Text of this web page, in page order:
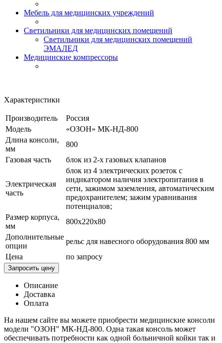
Мебель для медицинских учреждений
Светильники для медицинских помещений
Светильники для медицинских помещений
ЭМАЛЕД
Медицинские компрессоры
Характеристики
Производитель
Россия
Модель
«ОЗОН» МК-НД-800
Длина консоли,
мм
800
Газовая часть
блок из 2-х газовых клапанов
Электрическая
часть
блок из 4 электрических розеток с
индикатором наличия электропитания в
сети, зажимом заземления, автоматическим
предохранителем; зажим уравнивания
потенциалов;
Размер корпуса,
мм
800х220х80
Дополнительные
опции
рельс для навесного оборудования 800 мм
Цена
по запросу
Запросить цену
Описание
Доставка
Оплата
На нашем сайте вы можете приобрести медицинские консоли
модели "ОЗОН" МК-НД-800. Одна такая консоль может
обеспечивать потребности как одной больничной койки так и